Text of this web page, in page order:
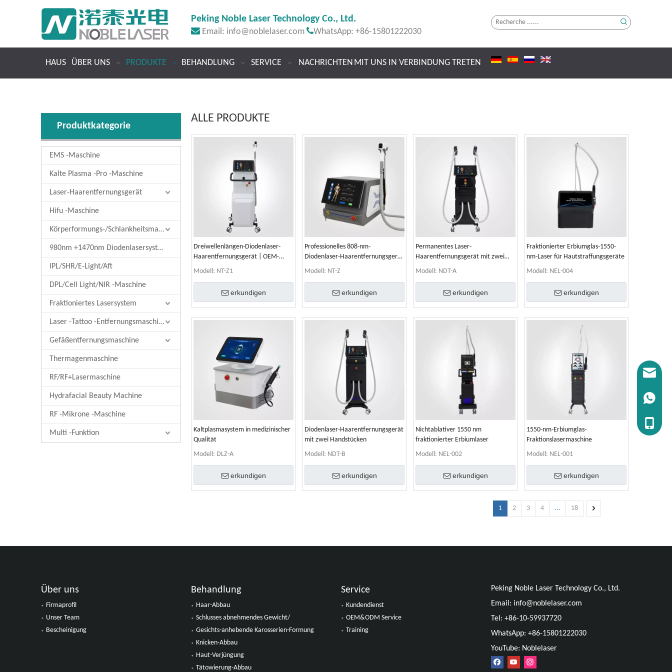
Peking Noble Laser Technology Co., Ltd.
 Email: info@noblelaser.com WhatsApp: +86-15801222030
HAUS ÜBER UNS PRODUKTE BEHANDLUNG SERVICE NACHRICHTEN MIT UNS IN VERBINDUNG TRETEN
Produktkategorie
EMS -Maschine
Kalte Plasma -Pro -Maschine
Laser-Haarentfernungsgerät
Hifu -Maschine
Körperformungs-/Schlankheitsmaschine
980nm +1470nm Diodenlasersystem
IPL/SHR/E-Light/Aft
DPL/Cell Light/NIR -Maschine
Fraktioniertes Lasersystem
Laser -Tattoo -Entfernungsmaschine
Gefäßentfernungsmaschine
Thermagenmaschine
RF/RF+Lasermaschine
Hydrafacial Beauty Machine
RF -Mikrone -Maschine
Multi -Funktion
ALLE PRODUKTE
Dreiwellenlängen-Diodenlaser-
Haarentfernungsgerät | OEM-
Hersteller
Modell: NT-Z1
erkundigen
Professionelles 808-nm-
Diodenlaser-Haarentfernungsgerät
für Salon und Klinik
Modell: NT-Z
erkundigen
Permanentes Laser-
Haarentfernungsgerät mit zwei
Handstücken
Modell: NDT-A
erkundigen
Fraktionierter Erbiumglas-1550-
nm-Laser für Hautstraffungsgeräte
Modell: NEL-004
erkundigen
Kaltplasmasystem in medizinischer
Qualität
Modell: DLZ-A
erkundigen
Diodenlaser-Haarentfernungsgerät
mit zwei Handstücken
Modell: NDT-B
erkundigen
Nichtablativer 1550 nm
fraktionierter Erbiumlaser
Modell: NEL-002
erkundigen
1550-nm-Erbiumglas-
Fraktionslasermaschine
Modell: NEL-001
erkundigen
1 2 3 4 ... 18
Über uns
Firmaprofil
Unser Team
Bescheinigung
Behandlung
Haar-Abbau
Schlusses abnehmendes Gewicht/
Gesichts-anhebende Karosserien-Formung
Knicken-Abbau
Haut-Verjüngung
Tätowierung-Abbau
Service
Kundendienst
OEM&ODM Service
Training
Peking Noble Laser Technology Co., Ltd.
Email: info@noblelaser.com
Tel: +86-10-59937720
WhatsApp: +86-15801222030
YouTube: Noblelaser
E-Mail:
Tel.+86